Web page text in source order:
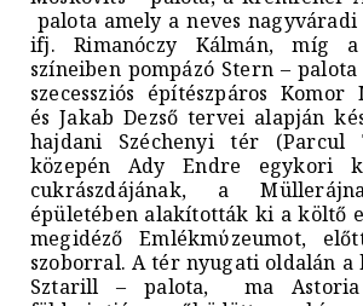
palota amely a neves nagyváradi
ifj. Rimanóczy Kálmán, míg
színeiben pompázó Stern –
szecessziós építészpáros Komor
és Jakab Dezső tervei alapján
hajdani Széchenyi tér (Parcul
közepén Ady Endre egykori
cukrászdájának, a
épületében alakították ki a költő
megidéző Emlékmύzeumot,
szoborral. A tér nyugati oldalán a
Sztarill – palota, ma Astoria